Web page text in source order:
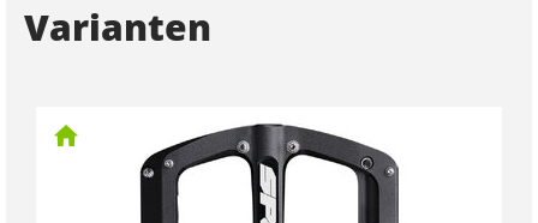
Varianten